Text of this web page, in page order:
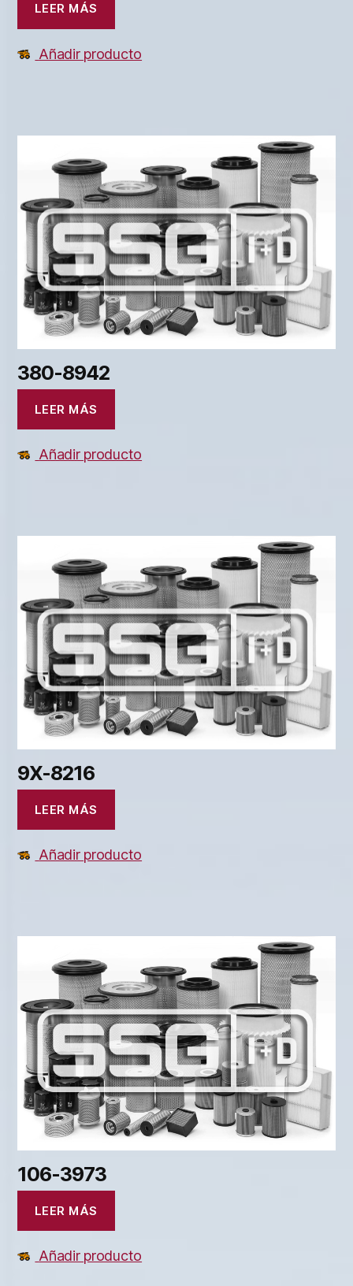
LEER MÁS
Añadir producto
380-8942
LEER MÁS
Añadir producto
9X-8216
LEER MÁS
Añadir producto
106-3973
LEER MÁS
Añadir producto